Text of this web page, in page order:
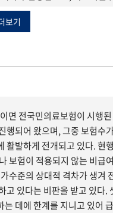
군지역 조합에 대하여 집
으로 판단된다. 지역조합에
보기
면 전국민의료보험이 시행
행되어 왔으며, 그중 보험수
활발하게 전개되고 있다. 현
보험이 적용되지 않는 비급
수준의 상대적 격차가 생겨
있다는 비판을 받고 있다.
데에 한계를 지니고 있어